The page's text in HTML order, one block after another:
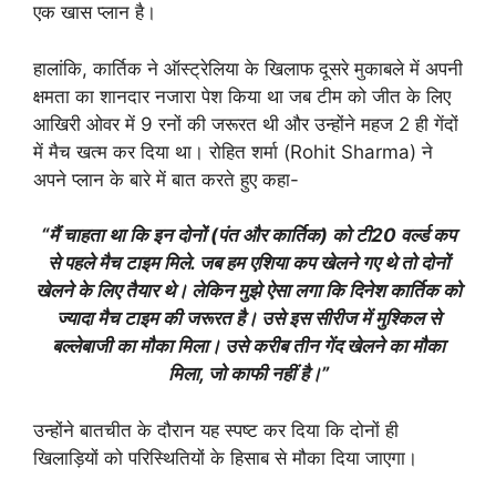
एक खास प्लान है।
हालांकि, कार्तिक ने ऑस्ट्रेलिया के खिलाफ दूसरे मुकाबले में अपनी
क्षमता का शानदार नजारा पेश किया था जब टीम को जीत के लिए
आखिरी ओवर में 9 रनों की जरूरत थी और उन्होंने महज 2 ही गेंदों
में मैच खत्म कर दिया था। रोहित शर्मा (Rohit Sharma) ने
अपने प्लान के बारे में बात करते हुए कहा-
“मैं चाहता था कि इन दोनों (पंत और कार्तिक) को टी20 वर्ल्ड कप
से पहले मैच टाइम मिले. जब हम एशिया कप खेलने गए थे तो दोनों
खेलने के लिए तैयार थे। लेकिन मुझे ऐसा लगा कि दिनेश कार्तिक को
ज्यादा मैच टाइम की जरूरत है। उसे इस सीरीज में मुश्किल से
बल्लेबाजी का मौका मिला। उसे करीब तीन गेंद खेलने का मौका
मिला, जो काफी नहीं है।”
उन्होंने बातचीत के दौरान यह स्पष्ट कर दिया कि दोनों ही
खिलाड़ियों को परिस्थितियों के हिसाब से मौका दिया जाएगा।